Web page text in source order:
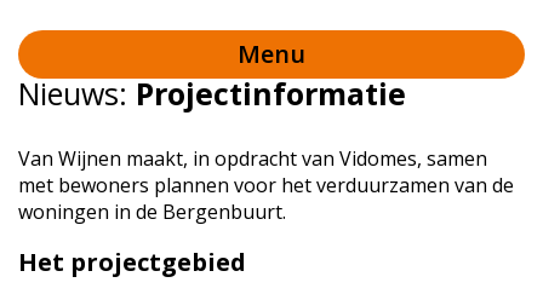
Menu
Nieuws: Projectinformatie
Van Wijnen maakt, in opdracht van Vidomes, samen
met bewoners plannen voor het verduurzamen van de
woningen in de Bergenbuurt.
Het projectgebied